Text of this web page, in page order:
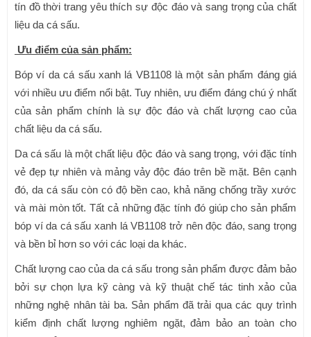
tín đồ thời trang yêu thích sự độc đáo và sang trọng của chất
liệu da cá sấu.
Ưu điểm của sản phẩm:
Bóp ví da cá sấu xanh lá VB1108 là một sản phẩm đáng giá
với nhiều ưu điểm nổi bật. Tuy nhiên, ưu điểm đáng chú ý nhất
của sản phẩm chính là sự độc đáo và chất lượng cao của
chất liệu da cá sấu.
Da cá sấu là một chất liệu độc đáo và sang trọng, với đặc tính
vẻ đẹp tự nhiên và mảng vảy độc đáo trên bề mặt. Bên cạnh
đó, da cá sấu còn có độ bền cao, khả năng chống trầy xước
và mài mòn tốt. Tất cả những đặc tính đó giúp cho sản phẩm
bóp ví da cá sấu xanh lá VB1108 trở nên độc đáo, sang trọng
và bền bỉ hơn so với các loại da khác.
Chất lượng cao của da cá sấu trong sản phẩm được đảm bảo
bởi sự chọn lựa kỹ càng và kỹ thuật chế tác tinh xảo của
những nghệ nhân tài ba. Sản phẩm đã trải qua các quy trình
kiểm định chất lượng nghiêm ngặt, đảm bảo an toàn cho